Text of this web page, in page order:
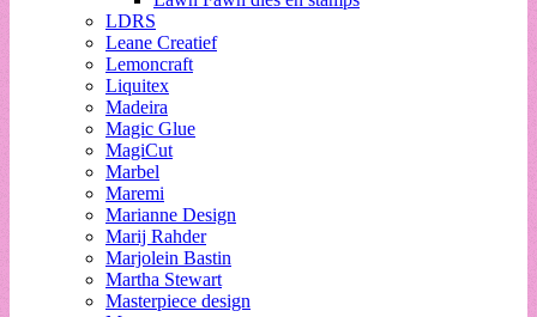
LDRS
Leane Creatief
Lemoncraft
Liquitex
Madeira
Magic Glue
MagiCut
Marbel
Maremi
Marianne Design
Marij Rahder
Marjolein Bastin
Martha Stewart
Masterpiece design